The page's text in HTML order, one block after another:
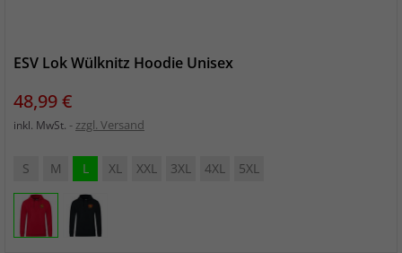
ESV Lok Wülknitz Hoodie Unisex
Preis
48,99 €
inkl. MwSt. zzgl. Versand
S M L XL XXL 3XL 4XL 5XL